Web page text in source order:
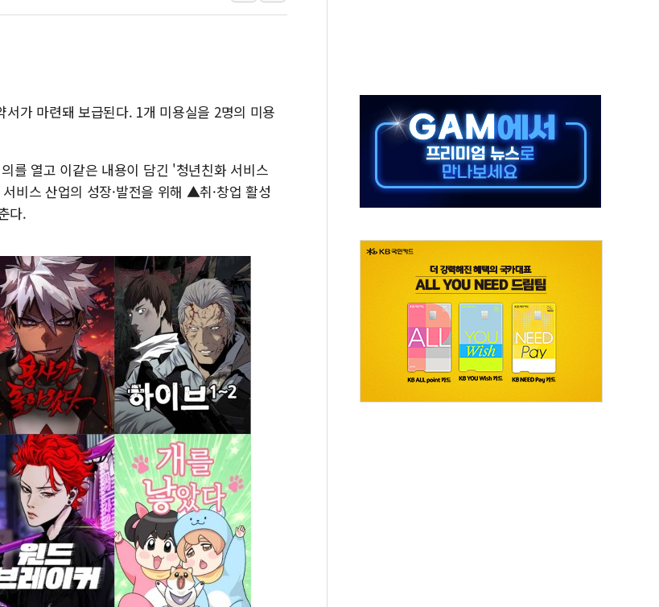
[속보] 종합특검, '尹 관저 이전 감사 무마' 유병호 감사위원 구속 기소
경찰, '300억대 사기 혐의' 차가원 대표 구속 송치
가 마련돼 보급된다. 1개 미용실을 2명의 미용
를 열고 이같은 내용이 담긴 '청년친화 서비스
비스 산업의 성장·발전을 위해 ▲취·창업 활성
다.